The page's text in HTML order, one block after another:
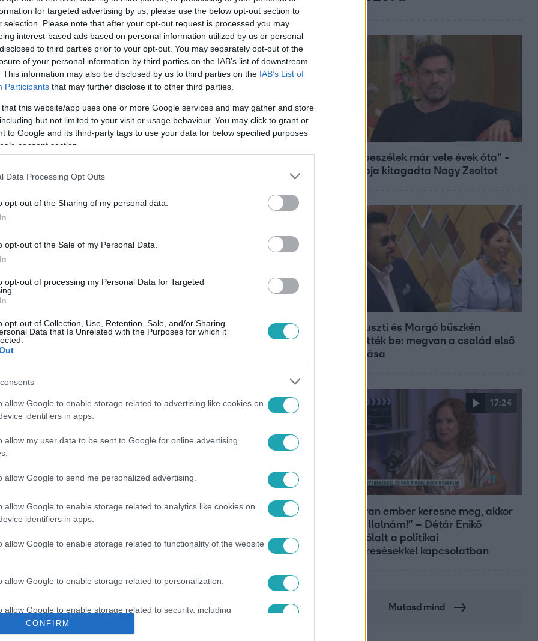
for targeted advertising by us, please use the below opt-out section to
selection. Please note that after your opt-out request is processed you may
interest-based ads based on personal information utilized by us or personal
to third parties prior to your opt-out. You may separately opt-out of the
of your personal information by third parties on the IAB’s list of downstream
This information may also be disclosed by us to third parties on the IAB’s List of
Participants that may further disclose it to other third parties.
that this website/app uses one or more Google services and may gather and store
but not limited to your visit or usage behaviour. You may click to grant or
to Google and its third-party tags to use your data for below specified purposes
consent section.
Data Processing Opt Outs
opt-out of the Sharing of my personal data.
opt-out of the Sale of my Personal Data.
opt-out of processing my Personal Data for Targeted
opt-out of Collection, Use, Retention, Sale, and/or Sharing
Data that Is Unrelated with the Purposes for which it
allow Google to enable storage related to advertising like cookies on
identifiers in apps.
allow my user data to be sent to Google for online advertising
allow Google to send me personalized advertising.
allow Google to enable storage related to analytics like cookies on
identifiers in apps.
allow Google to enable storage related to functionality of the website
allow Google to enable storage related to personalization.
allow Google to enable storage related to security, including
functionality and fraud prevention, and other user protection.
CONFIRM
haladt a kórház felé, amikor a
legyen a Google-találatokban!
"Nem beszélek már vele évek óta" -
Édesapja kitagadta Nagy Zsoltot
Bódi Guszti és Margó büszkén
jelentették be: megvan a család első
diplomása
17:24
„Ha olyan ember keresne meg, akkor
sem vállalnám!” – Détár Enikő
megszólalt a politikai
megkeresésekkel kapcsolatban
Mutasd mind